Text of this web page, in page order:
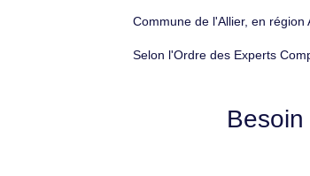
Commune de l'Allier, en
Selon l'Ordre des Experts